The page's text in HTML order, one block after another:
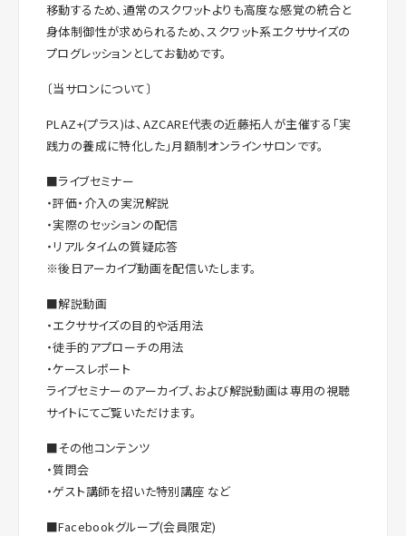
移動するため、通常のスクワットよりも高度な感覚の統合と
身体制御性が求められるため、スクワット系エクササイズの
プログレッションとしてお勧めです。
〔当サロンについて〕
PLAZ+(プラス)は、AZCARE代表の近藤拓人が主催する「実
践力の養成に特化した」月額制オンラインサロンです。
■ライブセミナー
・評価・介入の実況解説
・実際のセッションの配信
・リアルタイムの質疑応答
※後日アーカイブ動画を配信いたします。
■解説動画
・エクササイズの目的や活用法
・徒手的アプローチの用法
・ケースレポート
ライブセミナーのアーカイブ、および解説動画は専用の視聴
サイトにてご覧いただけます。
■その他コンテンツ
・質問会
・ゲスト講師を招いた特別講座 など
■Facebookグループ(会員限定)